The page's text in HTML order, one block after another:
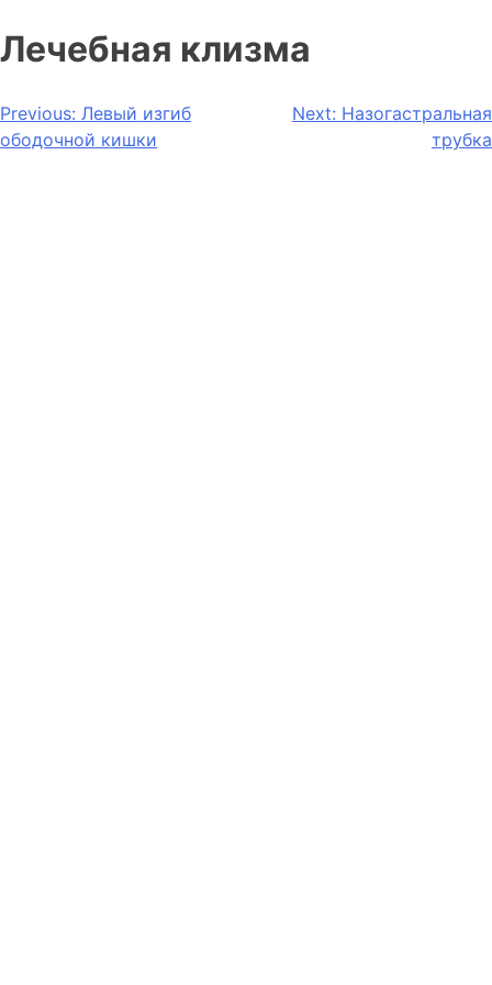
Лечебная клизма
Previous: Левый изгиб
ободочной кишки
Next: Назогастральная
трубка